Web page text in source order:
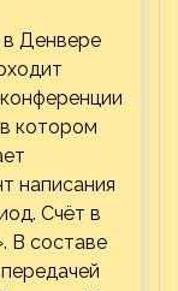
Денвере
котором
написания
Счёт в
В составе